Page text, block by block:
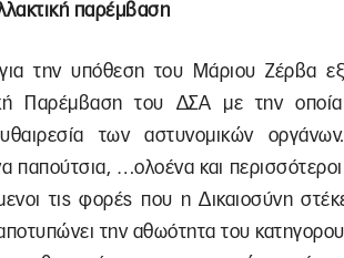
παρέμβαση
την υπόθεση του Μάριου Ζέρβα
Παρέμβαση του ΔΣΑ με την οποία
των αστυνομικών
παπούτσια, …ολοένα και περισσότεροι
τις φορές που η Δικαιοσύνη
την αθωότητα του